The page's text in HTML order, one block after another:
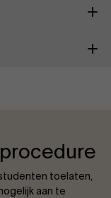
toelaten,
aan te